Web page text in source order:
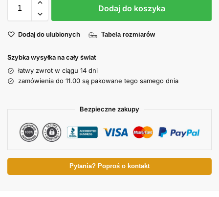
Dodaj do koszyka
Dodaj do ulubionych Tabela rozmiarów
Szybka wysyłka na cały świat
łatwy zwrot w ciągu 14 dni
zamówienia do 11.00 są pakowane tego samego dnia
Bezpieczne zakupy
Pytania? Poproś o kontakt